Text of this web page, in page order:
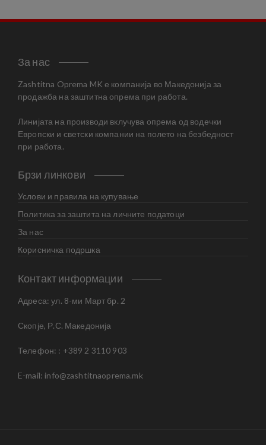
За нас
Zashtitna Oprema MK е компанија во Македонија за
продажба на заштитна опрема при работа.
Линијата на производи вклучува опрема од водечки
Европски и светски компании на полето на безбедност
при работа.
Брзи линкови
Услови и правила на купување
Политика за заштита на личните податоци
За нас
Корисничка подршка
Контакт информации
Адреса: ул. 8-ми Март бр. 2
Скопје, Р.С. Македонија
Телефон: : +389 2 3110 903
E-mail: info@zashtitnaoprema.mk